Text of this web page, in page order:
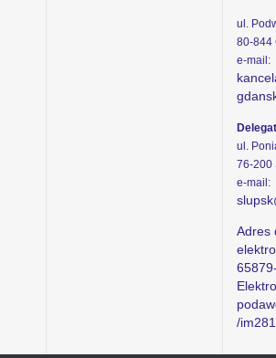
ul.
80-844
e-mail:
ul.
76-200
e-mail:
Adres
/